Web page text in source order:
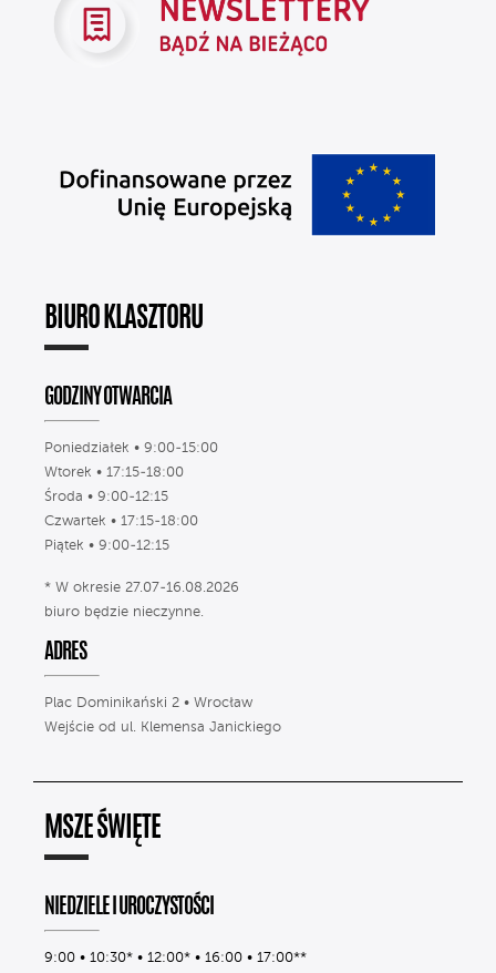
BIURO KLASZTORU
GODZINY OTWARCIA
Poniedziałek • 9:00-15:00
Wtorek • 17:15-18:00
Środa • 9:00-12:15
Czwartek • 17:15-18:00
Piątek • 9:00-12:15
* W okresie 27.07-16.08.2026
biuro będzie nieczynne.
ADRES
Plac Dominikański 2 • Wrocław
Wejście od ul. Klemensa Janickiego
MSZE ŚWIĘTE
NIEDZIELE I UROCZYSTOŚCI
9:00 • 10:30* • 12:00* • 16:00 • 17:00**